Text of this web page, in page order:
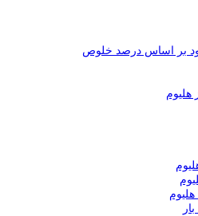
بر اساس درصد خلوص
هلیوم